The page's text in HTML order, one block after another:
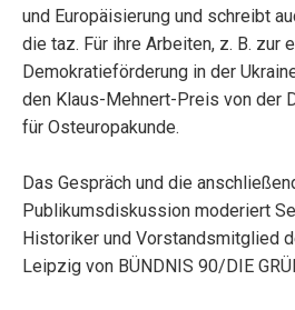
und Europäisierung und schreibt
die taz. Für ihre Arbeiten, z. B. zur
Demokratieförderung in der
den Klaus-Mehnert-Preis von der
für Osteuropakunde.
Das Gespräch und die
Publikumsdiskussion moderiert
Historiker und Vorstandsmitglied
Leipzig von BÜNDNIS 90/DIE